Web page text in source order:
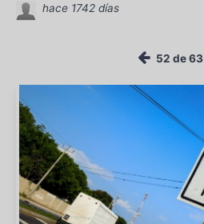
hace 1742 días
52 de 63